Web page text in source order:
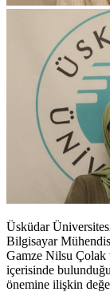
Üsküdar
Bilgisayar
Gamze Nilsu
içerisinde
önemine ilişkin